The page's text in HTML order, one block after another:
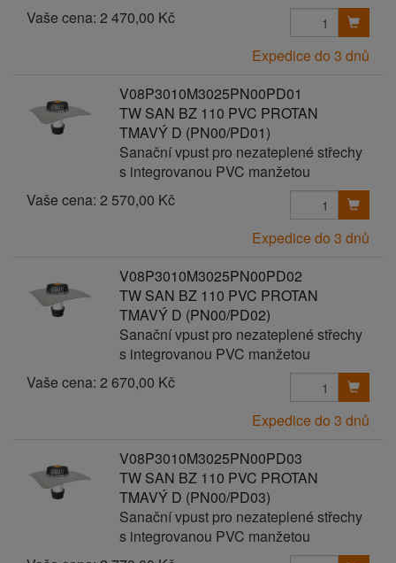
Vaše cena: 2 470,00 Kč
Expedice do 3 dnů
V08P3010M3025PN00PD01
TW SAN BZ 110 PVC PROTAN
TMAVÝ D (PN00/PD01)
Sanační vpust pro nezateplené střechy
s integrovanou PVC manžetou
Vaše cena: 2 570,00 Kč
Expedice do 3 dnů
V08P3010M3025PN00PD02
TW SAN BZ 110 PVC PROTAN
TMAVÝ D (PN00/PD02)
Sanační vpust pro nezateplené střechy
s integrovanou PVC manžetou
Vaše cena: 2 670,00 Kč
Expedice do 3 dnů
V08P3010M3025PN00PD03
TW SAN BZ 110 PVC PROTAN
TMAVÝ D (PN00/PD03)
Sanační vpust pro nezateplené střechy
s integrovanou PVC manžetou